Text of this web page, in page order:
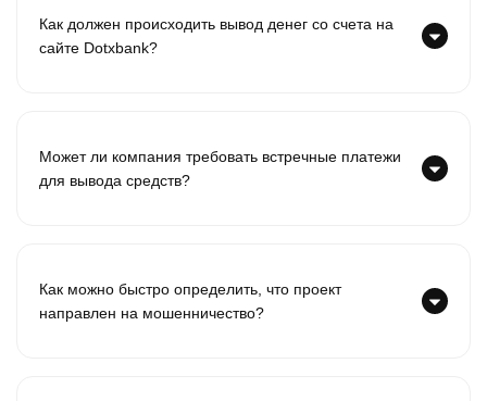
Как должен происходить вывод денег со счета на
сайте Dotxbank?
Может ли компания требовать встречные платежи
для вывода средств?
Как можно быстро определить, что проект
направлен на мошенничество?